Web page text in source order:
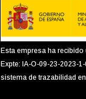
Esta empresa ha
Expte: IA-O-09-23-2023-
sistema de trazabilidad